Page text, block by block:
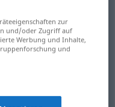
heraus UMG
zur
und/oder Zugriff auf
Werbung und Inhalte,
und